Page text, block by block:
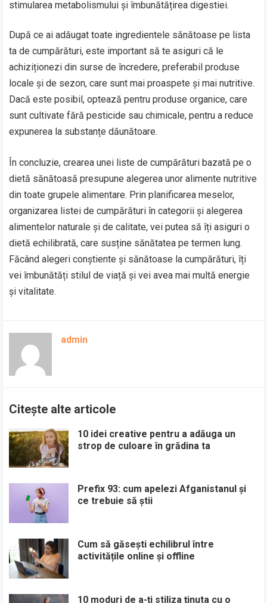
stimularea metabolismului și îmbunătățirea digestiei.
După ce ai adăugat toate ingredientele sănătoase pe lista
ta de cumpărături, este important să te asiguri că le
achiziționezi din surse de încredere, preferabil produse
locale și de sezon, care sunt mai proaspete și mai nutritive.
Dacă este posibil, optează pentru produse organice, care
sunt cultivate fără pesticide sau chimicale, pentru a reduce
expunerea la substanțe dăunătoare.
În concluzie, crearea unei liste de cumpărături bazată pe o
dietă sănătoasă presupune alegerea unor alimente nutritive
din toate grupele alimentare. Prin planificarea meselor,
organizarea listei de cumpărături în categorii și alegerea
alimentelor naturale și de calitate, vei putea să îți asiguri o
dietă echilibrată, care susține sănătatea pe termen lung.
Făcând alegeri conștiente și sănătoase la cumpărături, îți
vei îmbunătăți stilul de viață și vei avea mai multă energie
și vitalitate.
admin
Citește alte articole
10 idei creative pentru a adăuga un
strop de culoare în grădina ta
Prefix 93: cum apelezi Afganistanul și
ce trebuie să știi
Cum să găsești echilibrul între
activitățile online și offline
10 moduri de a-ți stiliza ținuta cu o